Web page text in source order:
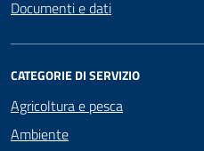
Documenti e dati
CATEGORIE DI SERVIZIO
Agricoltura e pesca
Ambiente